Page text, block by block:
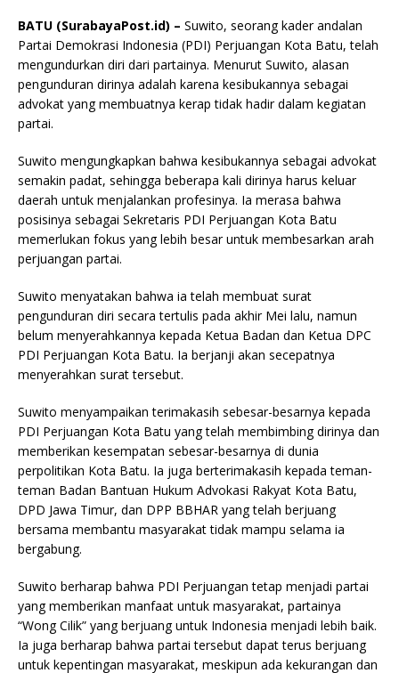
BATU (SurabayaPost.id) – Suwito, seorang kader andalan
Partai Demokrasi Indonesia (PDI) Perjuangan Kota Batu, telah
mengundurkan diri dari partainya. Menurut Suwito, alasan
pengunduran dirinya adalah karena kesibukannya sebagai
advokat yang membuatnya kerap tidak hadir dalam kegiatan
partai.
Suwito mengungkapkan bahwa kesibukannya sebagai advokat
semakin padat, sehingga beberapa kali dirinya harus keluar
daerah untuk menjalankan profesinya. Ia merasa bahwa
posisinya sebagai Sekretaris PDI Perjuangan Kota Batu
memerlukan fokus yang lebih besar untuk membesarkan arah
perjuangan partai.
Suwito menyatakan bahwa ia telah membuat surat
pengunduran diri secara tertulis pada akhir Mei lalu, namun
belum menyerahkannya kepada Ketua Badan dan Ketua DPC
PDI Perjuangan Kota Batu. Ia berjanji akan secepatnya
menyerahkan surat tersebut.
Suwito menyampaikan terimakasih sebesar-besarnya kepada
PDI Perjuangan Kota Batu yang telah membimbing dirinya dan
memberikan kesempatan sebesar-besarnya di dunia
perpolitikan Kota Batu. Ia juga berterimakasih kepada teman-
teman Badan Bantuan Hukum Advokasi Rakyat Kota Batu,
DPD Jawa Timur, dan DPP BBHAR yang telah berjuang
bersama membantu masyarakat tidak mampu selama ia
bergabung.
Suwito berharap bahwa PDI Perjuangan tetap menjadi partai
yang memberikan manfaat untuk masyarakat, partainya
“Wong Cilik” yang berjuang untuk Indonesia menjadi lebih baik.
Ia juga berharap bahwa partai tersebut dapat terus berjuang
untuk kepentingan masyarakat, meskipun ada kekurangan dan